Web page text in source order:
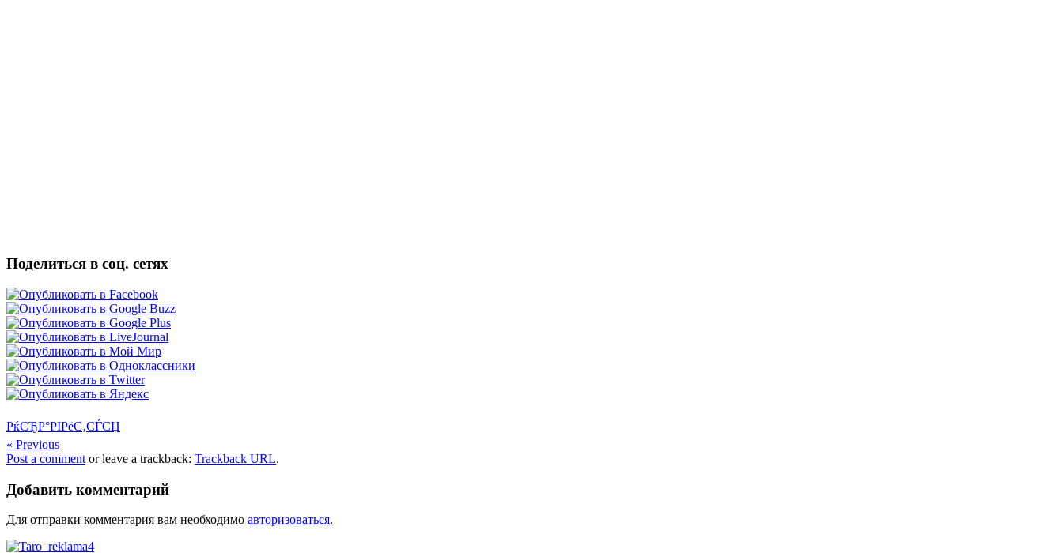
Поделиться в соц. сетях
РќСЂР°РІРёС‚СЃСЏ
« Previous
Post a comment or leave a trackback: Trackback URL.
Добавить комментарий
Для отправки комментария вам необходимо авторизоваться.